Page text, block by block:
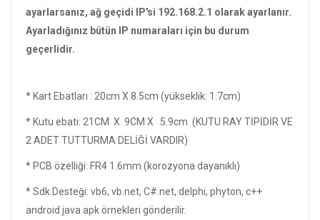
ayarlarsanız, ağ geçidi IP'si 192.168.2.1 olarak ayarlanır.
Ayarladığınız bütün IP numaraları için bu durum
geçerlidir.
* Kart Ebatları : 20cm X 8.5cm (yükseklik: 1.7cm)
* Kutu ebatı: 21CM X 9CM X 5.9cm (KUTU RAY TİPİDİR VE
2 ADET TUTTURMA DELİĞİ VARDIR)
* PCB özelliği: FR4 1.6mm (korozyona dayanıklı)
* Sdk Desteği: vb6, vb.net, C#.net, delphi, phyton, c++
android java apk örnekleri gönderilir.